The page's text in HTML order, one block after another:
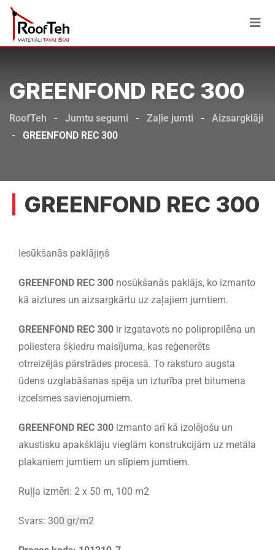
GREENFOND REC 300
RoofTeh - Jumtu segumi - Zaļie jumti -
Aizsargklāji
-
GREENFOND REC 300
GREENFOND REC 300
Iesūkšanās paklājiņš
GREENFOND REC 300 nosūkšanās paklājs, ko izmanto
kā aiztures un aizsargkārtu uz zaļajiem jumtiem.
GREENFOND REC 300 ir izgatavots no polipropilēna un
poliestera šķiedru maisījuma, kas reģenerēts
otrreizējās pārstrādes procesā. To raksturo augsta
ūdens uzglabāšanas spēja un izturība pret bitumena
izcelsmes savienojumiem.
GREENFOND REC 300 izmanto arī kā izolējošu un
akustisku apakšklāju vieglām konstrukcijām uz metāla
plakaniem jumtiem un slīpiem jumtiem.
Ruļļa izmēri: 2 x 50 m, 100 m2
Svars: 300 gr/m2